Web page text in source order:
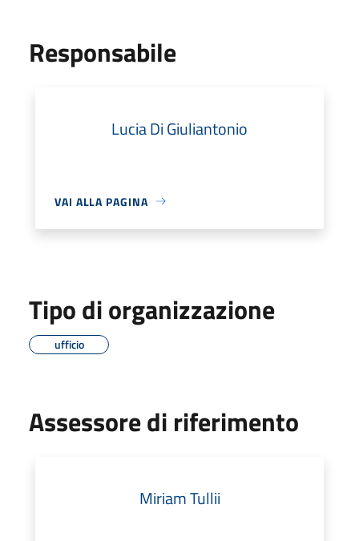
Responsabile
Lucia Di Giuliantonio
VAI ALLA PAGINA
Tipo di organizzazione
ufficio
Assessore di riferimento
Miriam Tullii